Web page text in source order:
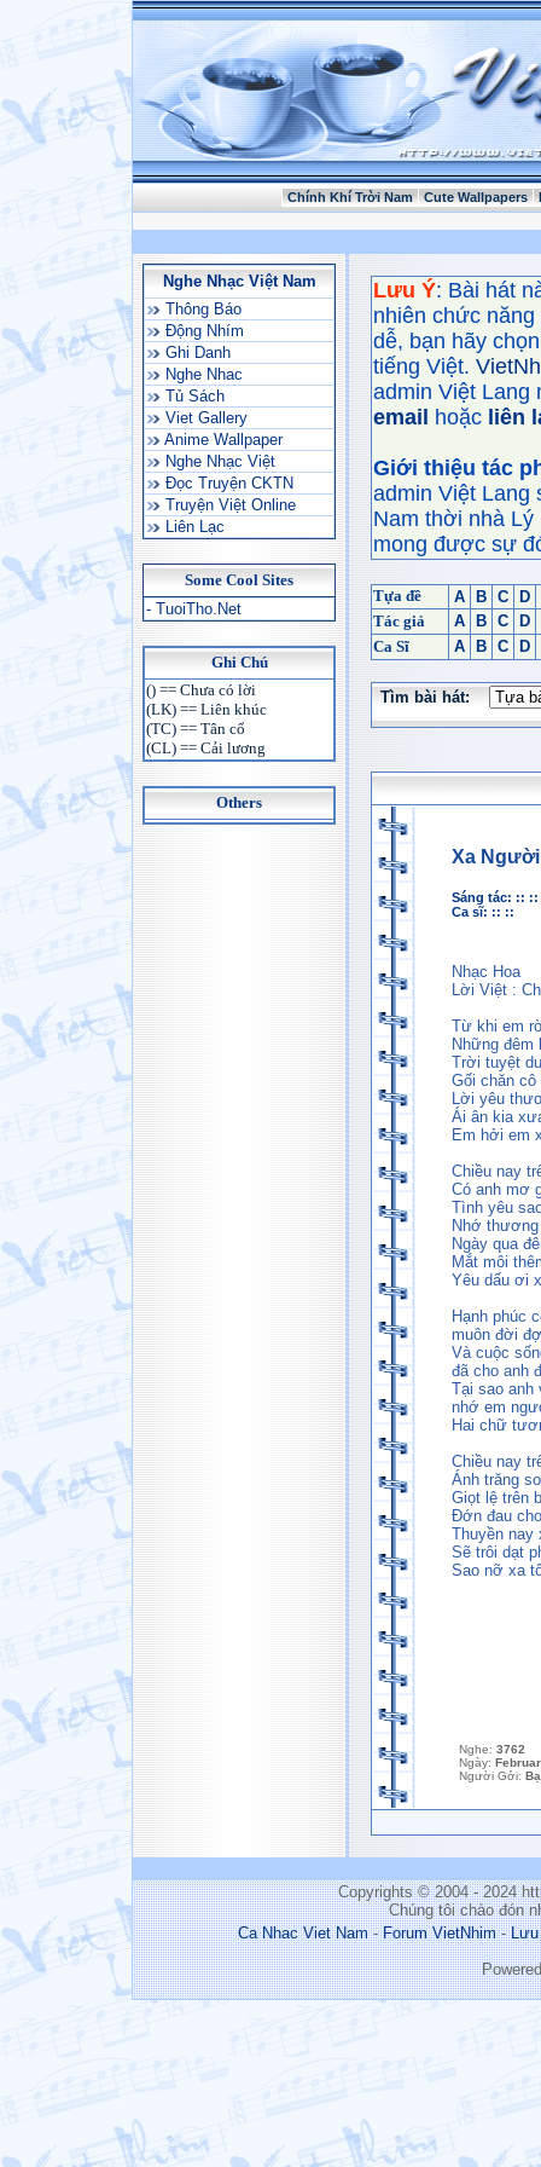
Chính Khí Trời Nam Cute Wallpapers
Nghe Nhạc Việt Nam
Thông Báo
Động Nhím
Ghi Danh
Nghe Nhac
Tủ Sách
Viet Gallery
Anime Wallpaper
Nghe Nhạc Việt
Đọc Truyện CKTN
Truyện Việt Online
Liên Lạc
Some Cool Sites
- TuoiTho.Net
Ghi Chú
() == Chưa có lời
(LK) == Liên khúc
(TC) == Tân cổ
(CL) == Cải lương
Others
Lưu Ý: Bài hát
nhiên chức
dễ, bạn hãy
tiếng Việt.
admin Việt Lang
email
hoặc liên
Giới thiệu tác
admin Việt Lang
Nam thời nhà
mong được sự
Tựa đề A B C
D
Tác giả
A B C
D
Ca Sĩ
A B C D
Tìm bài hát:
Xa Người
Sáng tác: :: ::
Ca sĩ: :: ::
Nhạc Hoa
Lời Việt :
Từ khi em
Những
Trời tuyệt
Gối chăn cô
Lời yêu
Ái ân kia
Em hởi em
Chiều nay
Có anh mơ
Tình yêu
Nhớ thương
Ngày qua
Mắt môi
Yêu dấu ơi
Hạnh phúc
muôn đời
Và cuộc
đã cho anh
Tại sao anh
nhớ em
Hai chữ
Chiều nay
Ánh trăng
Giọt lệ trên
Đớn đau
Thuyền nay
Sẽ trôi dạt
Sao nỡ xa
Nghe: 3762
Ngày:
Người Gởi:
Copyrights © 2004 - 2024
Chúng tôi chào đón
Ca Nhac Viet Nam-Forum VietNhim-